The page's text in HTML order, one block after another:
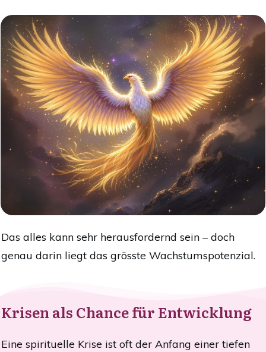
Das alles kann sehr herausfordernd sein – doch
genau darin liegt das grösste Wachstumspotenzial.
Krisen als Chance für Entwicklung
Eine spirituelle Krise ist oft der Anfang einer tiefen